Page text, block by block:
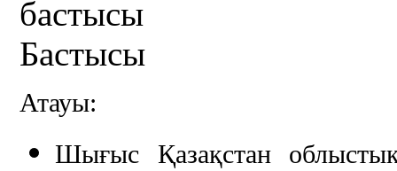
бастысы
Бастысы
Атауы:
Шығыс Қазақстан